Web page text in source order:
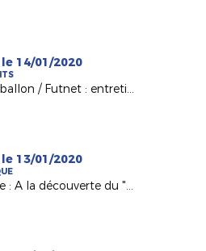
14/01/2020
Tennis-ballon / Futnet : entretien avec Vincent Voisinot, joueur et président passionné !
13/01/2020
Initiative : A la découverte du "Foot à 8" avec le District de Vendée